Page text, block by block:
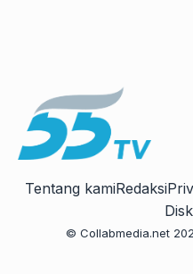
Tentang kamiRedaksi
© Collabmedia.net